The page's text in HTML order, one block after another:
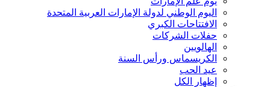
اليوم الوطني لدولة الإمارات العربية المتحدة
الافتتاحات الكبري
حفلات الشركات
الهالويين
الكريسماس ورأس السنة
عيد الحب
إظهار الكل